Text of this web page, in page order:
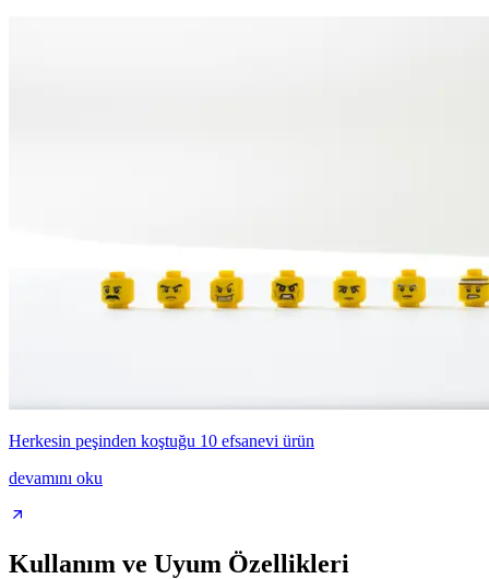
Herkesin peşinden koştuğu 10 efsanevi ürün
devamını oku
Kullanım ve Uyum Özellikleri